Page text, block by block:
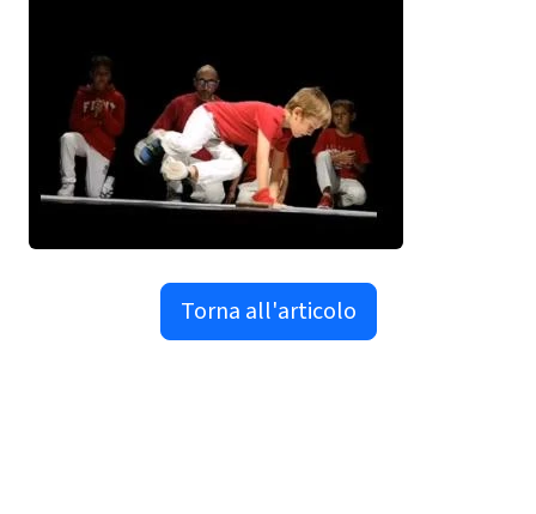
Torna all'articolo